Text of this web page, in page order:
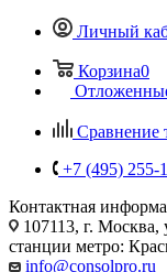
Личный
Корзина0
Сравнение
+7 (495) 255-
Контактная
107113, г.
станции метро:
info@consolpro.ru